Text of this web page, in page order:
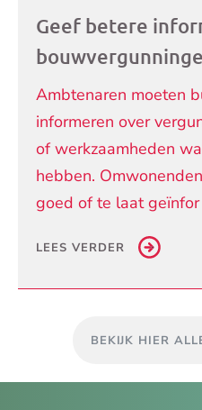
Geef betere
Ambtenaren moeten
informeren over
of werkzaamheden
hebben.
goed of te laat geïnfor
LEES VERDER
BEKIJK HIER